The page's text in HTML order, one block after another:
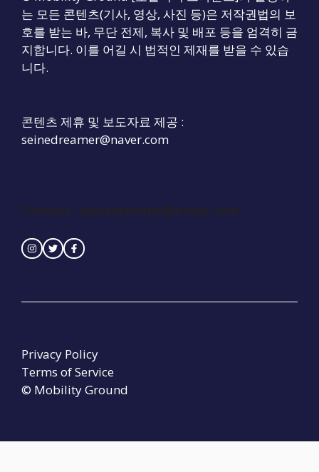
는 모든 콘텐츠(기사, 영상, 사진 등)은 저작권법의 보
호를 받는 바, 무단 전제, 복사 및 배포 등을 엄격히 금
지합니다. 이를 어길 시 법적인 제재를 받을 수 있습
니다.
콘텐츠 제휴 및 보도자료 제공 :
seinedreamer@naver.com
Contact : seinedreamer@naver.com
© Mobility Ground
Privacy Policy
Terms of Service